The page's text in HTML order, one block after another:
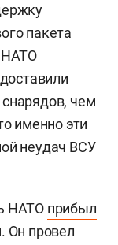
пакета
НАТО
чем
именно эти
неудач ВСУ
НАТО прибыл
Он провел